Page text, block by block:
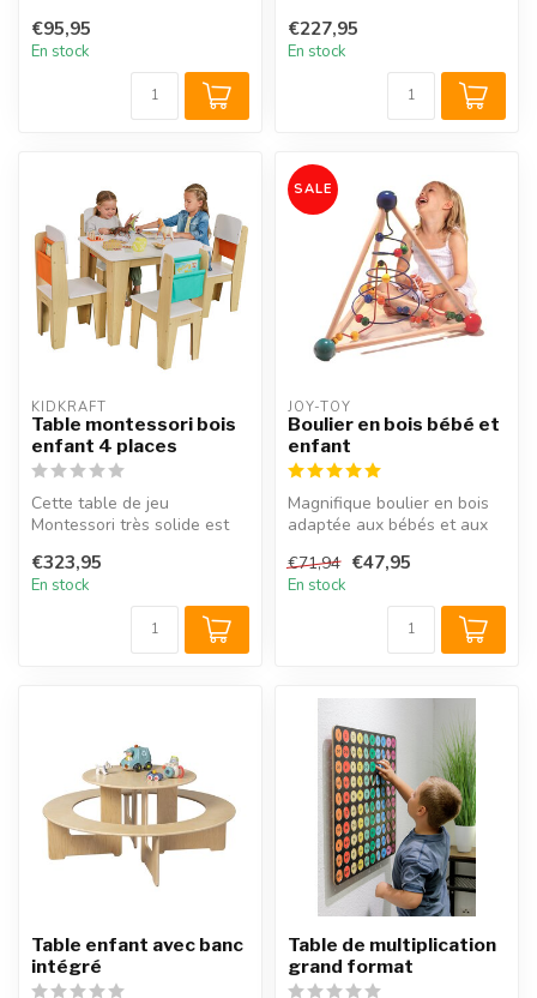
€95,95
En stock
pièces. Ce parc...
€227,95
En stock
KIDKRAFT
Table montessori bois
enfant 4 places
Cette table de jeu
Montessori très solide est
assorties. L...
€323,95
En stock
SALE
JOY-TOY
Boulier en bois bébé et
enfant
Magnifique boulier en bois
adaptée aux bébés et aux
Av...
€71,94 €47,95
En stock
Table enfant avec banc
intégré
Table de multiplication
grand format